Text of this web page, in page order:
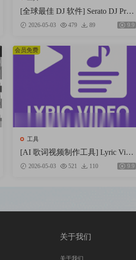
[全球最佳 DJ 软件] Serato DJ Pro
Suite v4.0.7 [WiN]（1.66GB）
2026-05-03 479 89 9.9
工具
[AI 歌词视频制作工具] Lyric Vide
o Studio v1.5.32 [WiN]（280MB）
2026-05-03 521 110 9.9
会员免费
关于我们
关于我们